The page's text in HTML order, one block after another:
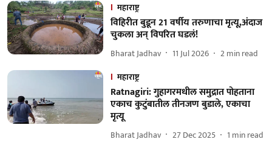
महाराष्ट्र
विहिरीत बुडून 21 वर्षीय तरुणाचा मृत्यू,अंदाज
चुकला अन् विपरित घडलं!
Bharat Jadhav 11 Jul 2026 2min read
महाराष्ट्र
Ratnagiri: गुहागरमधील समुद्रात पोहताना
एकाच कुटुंबातील तीनजण बुडाले, एकाचा
मृत्यू
Bharat Jadhav 27 Dec 2025 1 min read